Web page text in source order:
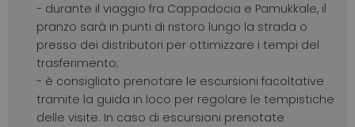
- durante il viaggio fra Cappadocia e Pamukkale, il
pranzo sarà in punti di ristoro lungo la strada o
presso dei distributori per ottimizzare i tempi del
trasferimento;
- è consigliato prenotare le escursioni facoltative
tramite la guida in loco per regolare le tempistiche
delle visite. In caso di escursioni prenotate